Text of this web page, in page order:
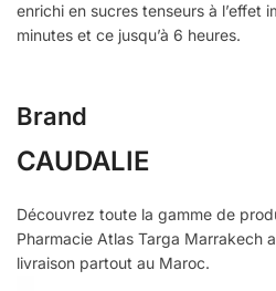
enrichi en sucres tenseurs à l’effet
minutes et ce jusqu’à 6 heures.
Brand
CAUDALIE
Découvrez toute la gamme de
Pharmacie Atlas Targa Marrakech
livraison partout au Maroc.